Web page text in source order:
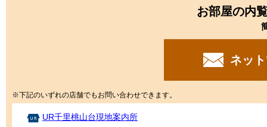
お部屋の内
ネッ
※下記のいずれの店舗でもお問い合わせできます。
UR千里桃山台現地案内所